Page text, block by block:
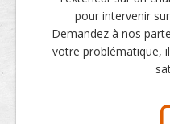
pour intervenir
Demandez à nos
votre problématique,